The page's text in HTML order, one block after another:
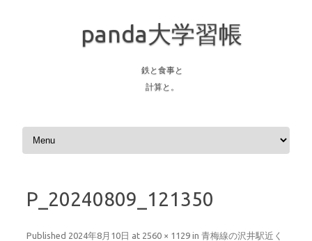
panda大学習帳
鉄と食事と
計算と。
Skip to content
P_20240809_121350
Published 2024年8月10日 at 2560 × 1129 in 青梅線の沢井駅近く